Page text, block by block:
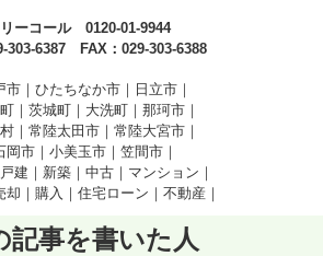
ーコール 0120-01-9944
303-6387 FAX：029-303-6388
市｜ひたちなか市｜日立市｜
町｜茨城町｜大洗町｜那珂市｜
村｜常陸太田市｜常陸大宮市｜
岡市｜小美玉市｜笠間市 ｜
戸建｜新築｜中古｜マンション｜
却｜購入｜住宅ローン｜不動産｜
記事を書いた人